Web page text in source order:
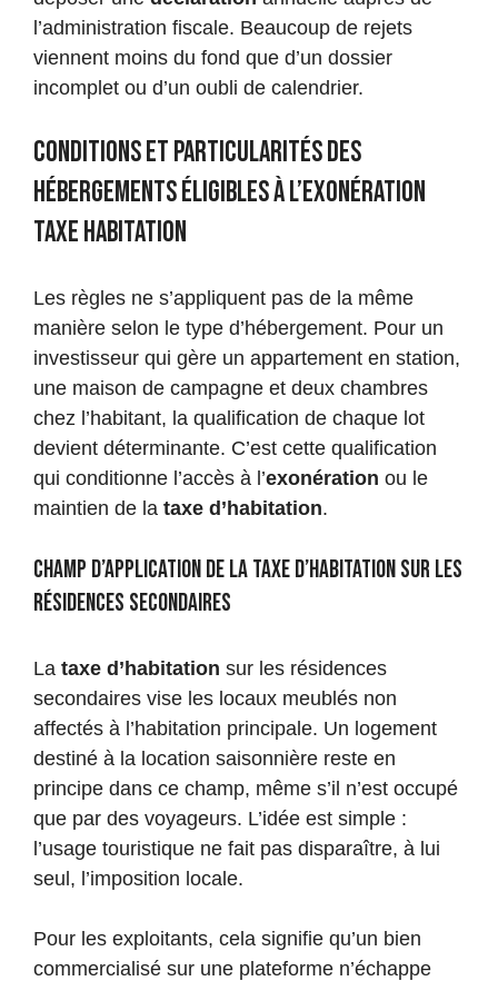
l’administration fiscale. Beaucoup de rejets
viennent moins du fond que d’un dossier
incomplet ou d’un oubli de calendrier.
Conditions et particularités des
hébergements éligibles à l’exonération
taxe habitation
Les règles ne s’appliquent pas de la même
manière selon le type d’hébergement. Pour un
investisseur qui gère un appartement en station,
une maison de campagne et deux chambres
chez l’habitant, la qualification de chaque lot
devient déterminante. C’est cette qualification
qui conditionne l’accès à l’exonération ou le
maintien de la taxe d’habitation.
Champ d’application de la taxe d’habitation sur les
résidences secondaires
La taxe d’habitation sur les résidences
secondaires vise les locaux meublés non
affectés à l’habitation principale. Un logement
destiné à la location saisonnière reste en
principe dans ce champ, même s’il n’est occupé
que par des voyageurs. L’idée est simple :
l’usage touristique ne fait pas disparaître, à lui
seul, l’imposition locale.
Pour les exploitants, cela signifie qu’un bien
commercialisé sur une plateforme n’échappe